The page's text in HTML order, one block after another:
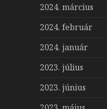
2024. március
2024. február
2024. január
2023. július
2023. június